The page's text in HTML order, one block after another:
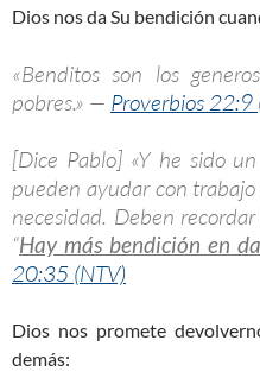
Dios nos da Su bendición
«Benditos son los
pobres.» — Proverbios 22:9
[Dice Pablo] «Y he sido
pueden ayudar con
necesidad. Deben
“Hay más bendición en
20:35 (NTV)
Dios nos promete
demás: